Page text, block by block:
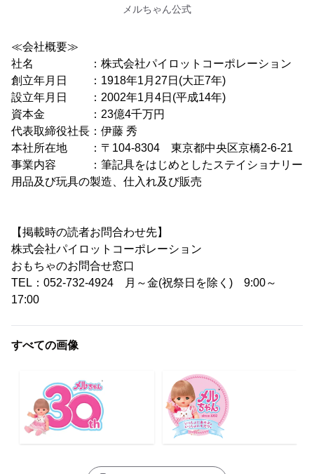
メルちゃん公式
≪会社概要≫
社名 ：株式会社パイロットコーポレーション
創立年月日 ：1918年1月27日(大正7年)
設立年月日 ：2002年1月4日(平成14年)
資本金 ：23億4千万円
代表取締役社長：伊藤 秀
本社所在地 ：〒104-8304 東京都中央区京橋2-6-21
事業内容 ：筆記具をはじめとしたステイショナリー
用品及び玩具の製造、仕入れ及び販売
【掲載時の読者お問合わせ先】
株式会社パイロットコーポレーション
おもちゃのお問合せ窓口
TEL：052-732-4924 月～金(祝祭日を除く) 9:00～
17:00
すべての画像